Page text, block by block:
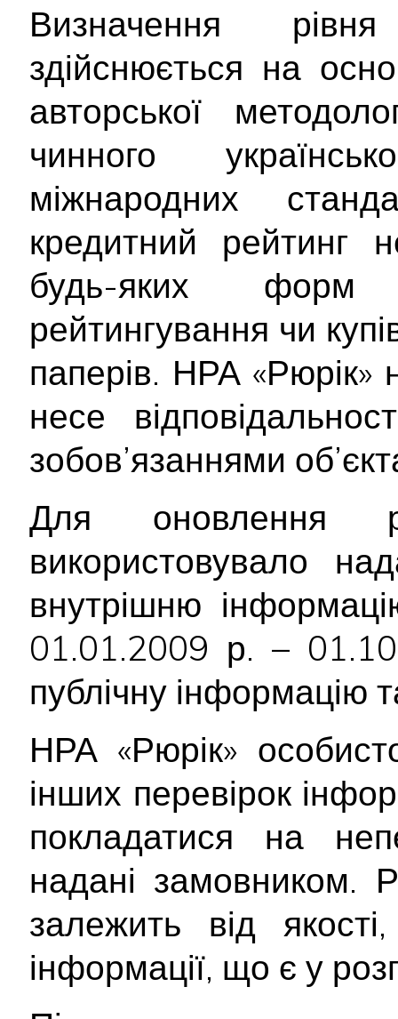
Визначення
здійснюється на
авторської
чинного
міжнародних
кредитний рейтинг
будь-яких форм
рейтингування чи
паперів. НРА «Рюрік»
несе
зобов’язаннями
Для оновлення
використовувало
внутрішню
01.01.2009 р. –
публічну інформацію
НРА «Рюрік»
інших перевірок
покладатися на
надані замовником.
залежить від
інформації, що є у